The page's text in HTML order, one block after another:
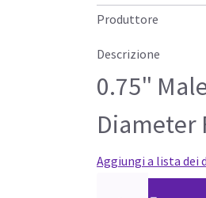
Produttore
Descrizione
0.75"
Diameter
Aggiungi a lista dei